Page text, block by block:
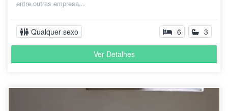
entre outras empresa...
Qualquer sexo 6 3
Ver Detalhes